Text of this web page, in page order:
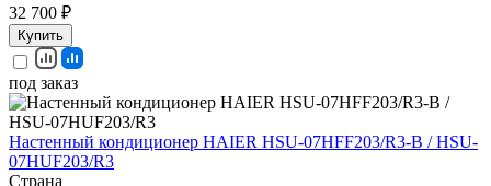
32 700 ₽
Купить
под заказ
Настенный кондиционер HAIER HSU-07HFF203/R3-B / HSU-
07HUF203/R3
Страна